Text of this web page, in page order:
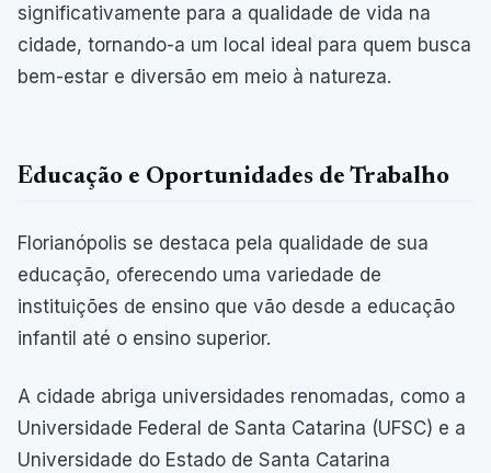
significativamente para a qualidade de vida na
cidade, tornando-a um local ideal para quem busca
bem-estar e diversão em meio à natureza.
Educação e Oportunidades de Trabalho
Florianópolis se destaca pela qualidade de sua
educação, oferecendo uma variedade de
instituições de ensino que vão desde a educação
infantil até o ensino superior.
A cidade abriga universidades renomadas, como a
Universidade Federal de Santa Catarina (UFSC) e a
Universidade do Estado de Santa Catarina